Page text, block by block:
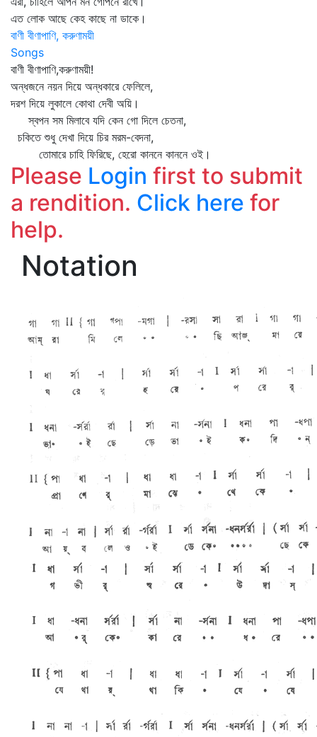
এত লোক আছে কেহ কাছে না ডাকে।
বাণী বীণাপাণি, করুণাময়ী
Songs
বাণী বীণাপাণি,করুণাময়ী!
অন্ধজনে নয়ন দিয়ে অন্ধকারে ফেলিলে,
দরশ দিয়ে লুকালে কোথা দেবী অয়ি।
স্বপন সম মিলাবে যদি কেন গো দিলে চেতনা,
চকিতে শুধু দেখা দিয়ে চির মরম-বেদনা,
তোমারে চাহি ফিরিছে, হেরো কাননে কাননে ওই।
Please Login first to submit
a rendition. Click here for
help.
Notation